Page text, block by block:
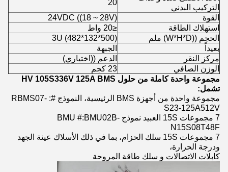
التركيب البدني
20
القوة
24VDC ((18 ~ 28V)
استهلاك الطاقة
≤20 واط
الحجم ((W*H*D) ملم
3U (482*132*500)
بعيداً
الجبهة
مركز النقر
الدعم ((اختياري)
الوزن الصافي
23 كجم
مجموعة واحدة كاملة من حلول HV 105S336V 125A BMS
تشمل:
مجموعة واحدة من أجهزة BMS الرئيسية، النموذج #: RBMS07-
S23-125A512V
7 مجموعات 15S العبيد نموذج BMU #:
BMU02B-
N15S08T48F
7 مجموعات 15S سلك الحزام، بما في ذلك الأسلاك عينة الجهد
ودرجة الحرارة،
كابلات الاتصالات و سلك طاقة المروحة